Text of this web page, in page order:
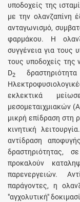
υποδοχείς της
με την ολανζαπίνη
ανταγωνισμό,
φαρμάκου. Η
συγγένεια για τους
τους υποδοχείς της
D2
εκλεκτικά
μεσομεταιχμιακών
μικρή επίδραση στη
κινητική
αντίδραση
δραστηριότητας,
προκαλούν
παρενεργειών.
παράγοντες, η
"αγχολυτική"